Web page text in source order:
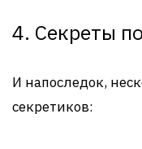
4. Секреты
И напоследок,
секретиков: